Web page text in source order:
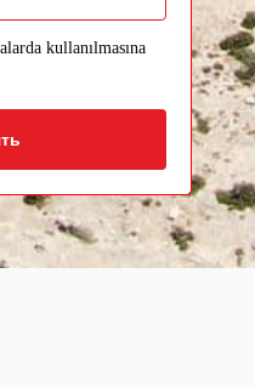
kullanılmasına